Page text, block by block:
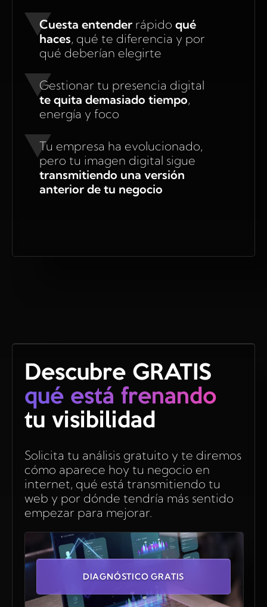
Cuesta entender rápido qué
haces, qué te diferencia y por
qué deberían elegirte
Gestionar tu presencia digital
te quita demasiado tiempo,
energía y foco
Tu empresa ha evolucionado,
pero tu imagen digital sigue
transmitiendo una versión
anterior de tu negocio
Descubre GRATIS
qué está frenando
tu visibilidad
Solicita tu análisis gratuito y te diremos
cómo aparece hoy tu negocio en
internet, qué está transmitiendo tu
web y por dónde tendría más sentido
empezar para mejorar.
DIAGNÓSTICO GRATIS